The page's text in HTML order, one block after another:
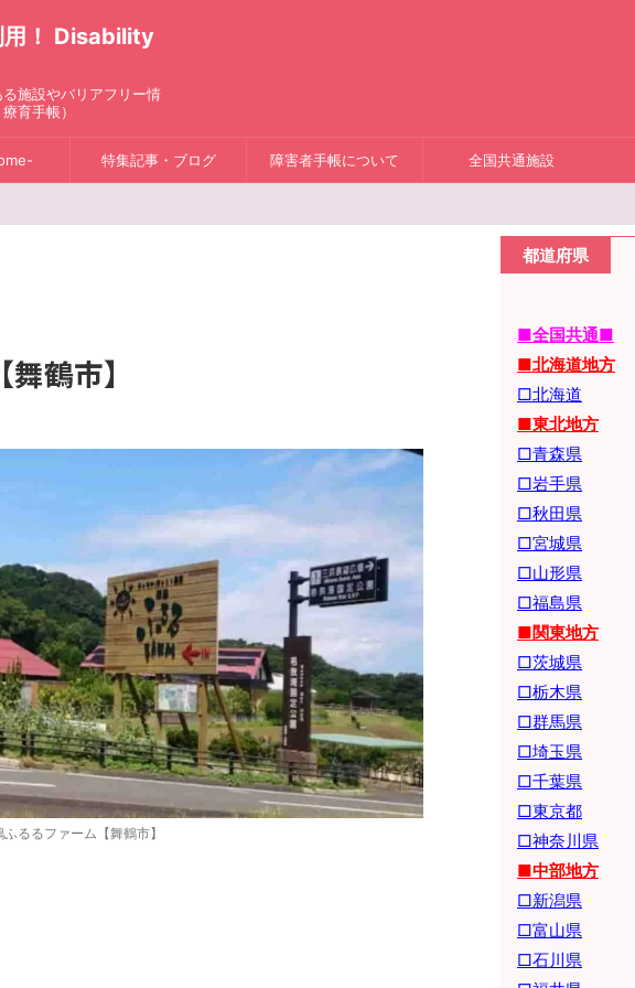
用！ Disability
施設やバリアフリー情
育手帳）
特集記事・ブログ 障害者手帳について 全国共通施設
鶴市】
ふるるファーム【舞鶴市】
都道府県
■全国共通■
■北海道地方
□北海道
■東北地方
□青森県
□岩手県
□秋田県
□宮城県
□山形県
□福島県
■関東地方
□茨城県
□栃木県
□群馬県
□埼玉県
□千葉県
□東京都
□神奈川県
■中部地方
□新潟県
□富山県
□石川県